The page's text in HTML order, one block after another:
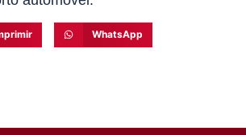
WhatsApp